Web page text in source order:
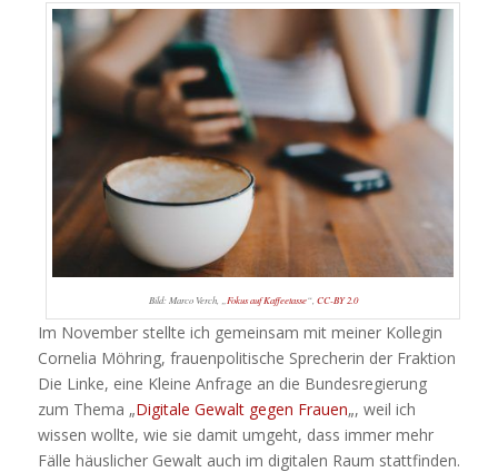
Bild: Marco Verch, „ Fokus auf Kaffeetasse“, CC-BY 2.0
Im November stellte ich gemeinsam mit meiner Kollegin
Cornelia Möhring, frauenpolitische Sprecherin der Fraktion
Die Linke, eine Kleine Anfrage an die Bundesregierung
zum Thema „Digitale Gewalt gegen Frauen„, weil ich
wissen wollte, wie sie damit umgeht, dass immer mehr
Fälle häuslicher Gewalt auch im digitalen Raum stattfinden.